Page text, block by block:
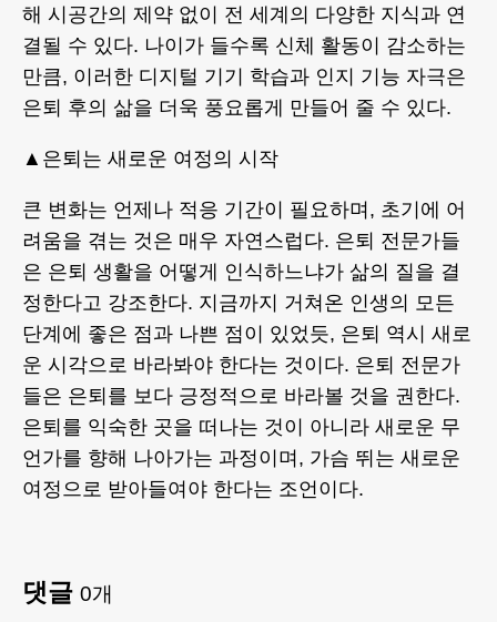
해 시공간의 제약 없이 전 세계의 다양한 지식과 연
결될 수 있다. 나이가 들수록 신체 활동이 감소하는
만큼, 이러한 디지털 기기 학습과 인지 기능 자극은
은퇴 후의 삶을 더욱 풍요롭게 만들어 줄 수 있다.
▲은퇴는 새로운 여정의 시작
큰 변화는 언제나 적응 기간이 필요하며, 초기에 어
려움을 겪는 것은 매우 자연스럽다. 은퇴 전문가들
은 은퇴 생활을 어떻게 인식하느냐가 삶의 질을 결
정한다고 강조한다. 지금까지 거쳐온 인생의 모든
단계에 좋은 점과 나쁜 점이 있었듯, 은퇴 역시 새로
운 시각으로 바라봐야 한다는 것이다. 은퇴 전문가
들은 은퇴를 보다 긍정적으로 바라볼 것을 권한다.
은퇴를 익숙한 곳을 떠나는 것이 아니라 새로운 무
언가를 향해 나아가는 과정이며, 가슴 뛰는 새로운
여정으로 받아들여야 한다는 조언이다.
댓글 0개